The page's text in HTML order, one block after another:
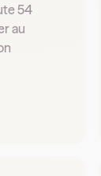
54
au